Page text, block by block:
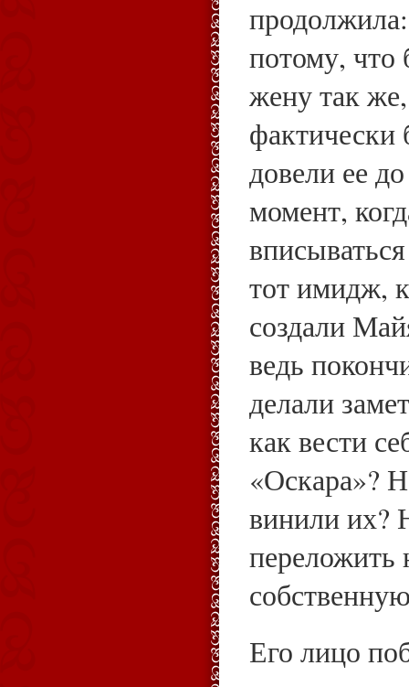
потому,
жену так
довели ее
момент,
тот имидж,
создали
ведь
делали
как вести
«Оскара»?
винили их?
переложить
Его лицо